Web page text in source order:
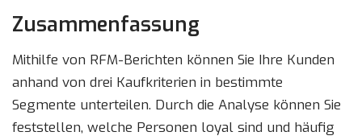
Zusammenfassung
Mithilfe von RFM-Berichten können Sie Ihre Kunden
anhand von drei Kaufkriterien in bestimmte
Segmente unterteilen. Durch die Analyse können Sie
feststellen, welche Personen loyal sind und häufig